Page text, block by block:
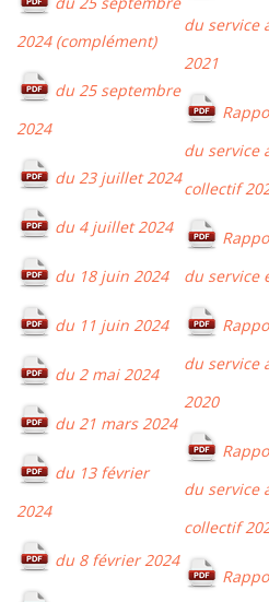
2024 (complément)
du 25 septembre
2024
du 23 juillet 2024
du 4 juillet 2024
du 18 juin 2024
du 11 juin 2024
du 2 mai 2024
du 21 mars 2024
du 13 février
2024
du 8 février 2024
du service
2021
du service
collectif
du service
du service
2020
du service
collectif